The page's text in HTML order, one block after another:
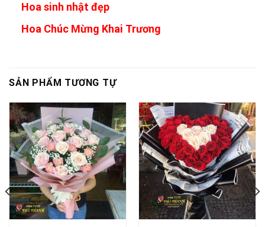
Hoa sinh nhật đẹp
Hoa Chúc Mừng Khai Trương
SẢN PHẨM TƯƠNG TỰ